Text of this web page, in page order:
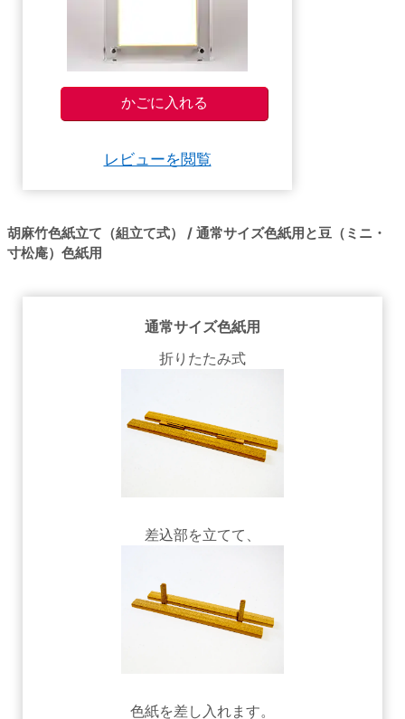
レビューを閲覧
胡麻竹色紙立て（組立て式） / 通常サイズ色紙用と豆（ミニ・
寸松庵）色紙用
通常サイズ色紙用
折りたたみ式
差込部を立てて、
色紙を差し入れます。